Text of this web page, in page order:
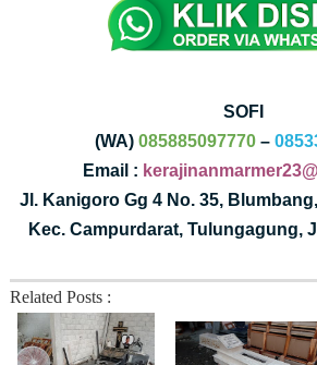
SOFI
(WA)085885097770 –
Email :
Jl. Kanigoro Gg 4 No. 35,
Kec. Campurdarat, Tulungagung,
Related Posts :